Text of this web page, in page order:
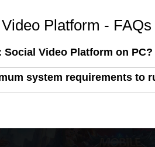
Platform - FAQs
Social Video Platform on PC?
system requirements to